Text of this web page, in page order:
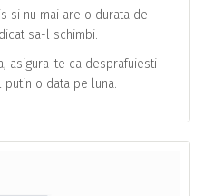
si nu mai are o durata de
sa-l schimbi.
asigura-te ca desprafuiesti
o data pe luna.